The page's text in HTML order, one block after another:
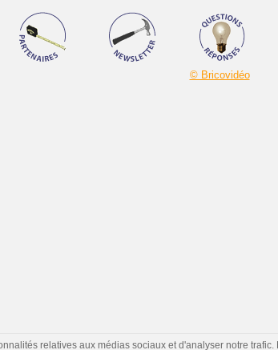
© Bricovidéo
relatives aux médias sociaux et d'analyser notre